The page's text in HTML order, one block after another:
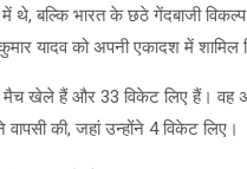
थे, बल्कि भारत के छठे गेंदबाजी
यादव को अपनी एकादश में शामिल
मैच खेले हैं और 33 विकेट लिए हैं।
की, जहां उन्होंने 4 विकेट लिए।